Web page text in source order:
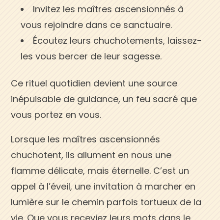
Invitez les maîtres ascensionnés à
vous rejoindre dans ce sanctuaire.
Écoutez leurs chuchotements, laissez-
les vous bercer de leur sagesse.
Ce rituel quotidien devient une source
inépuisable de guidance, un feu sacré que
vous portez en vous.
Lorsque les maîtres ascensionnés
chuchotent, ils allument en nous une
flamme délicate, mais éternelle. C’est un
appel à l’éveil, une invitation à marcher en
lumière sur le chemin parfois tortueux de la